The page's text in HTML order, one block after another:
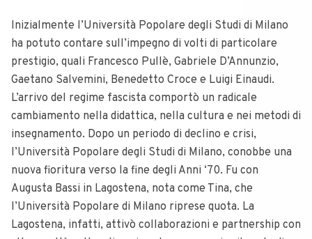
Inizialmente l’Università Popolare degli Studi di Milano
ha potuto contare sull’impegno di volti di particolare
prestigio, quali Francesco Pullè, Gabriele D’Annunzio,
Gaetano Salvemini, Benedetto Croce e Luigi Einaudi.
L’arrivo del regime fascista comportò un radicale
cambiamento nella didattica, nella cultura e nei metodi di
insegnamento. Dopo un periodo di declino e crisi,
l’Università Popolare degli Studi di Milano, conobbe una
nuova fioritura verso la fine degli Anni ‘70. Fu con
Augusta Bassi in Lagostena, nota come Tina, che
l’Università Popolare di Milano riprese quota. La
Lagostena, infatti, attivò collaborazioni e partnership con